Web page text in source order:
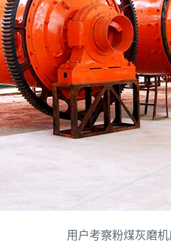
用户考察粉煤灰磨机